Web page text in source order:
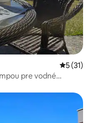
5 (31)
pre vodné